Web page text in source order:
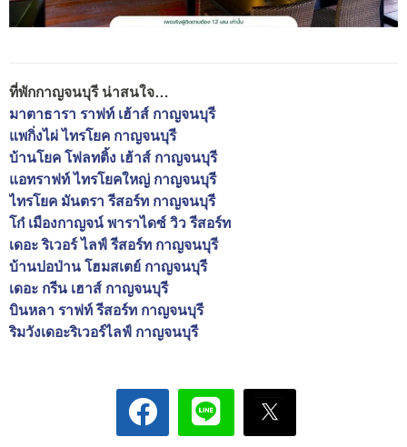
ที่พักกาญจนบุรี น่าสนใจ…
มาตาธารา ราฟท์ เฮ้าส์ กาญจนบุรี
แพกิ่งไผ่ ไทรโยค กาญจนบุรี
บ้านโยค โฟลทติ้ง เฮ้าส์ กาญจนบุรี
แอทราฟท์ ไทรโยคใหญ่ กาญจนบุรี
ไทรโยค มันตรา รีสอร์ท กาญจนบุรี
โก๋ เมืองกาญจน์ พาราไดซ์ วิว รีสอร์ท
เดอะ ริเวอร์ ไลฟ์ รีสอร์ท กาญจนบุรี
บ้านปอป่าน โฮมสเตย์ กาญจนบุรี
เดอะ กรีน เฮาส์ กาญจนบุรี
บินหลา ราฟท์ รีสอร์ท กาญจนบุรี
ริมวังเดอะริเวอร์ไลฟ์ กาญจนบุรี